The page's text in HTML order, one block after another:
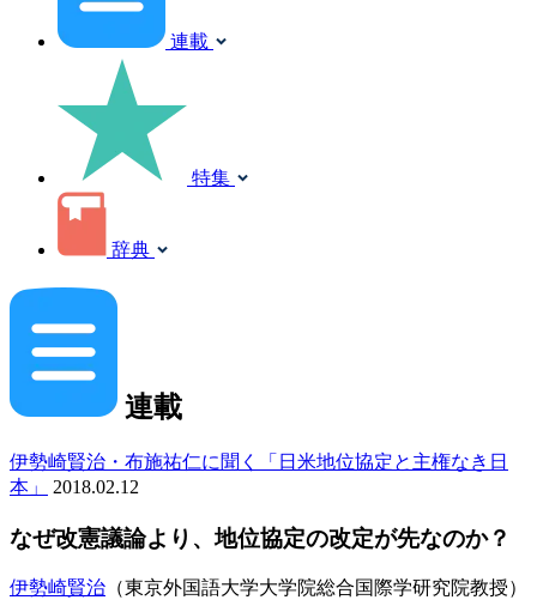
連載
特集
辞典
連載
伊勢崎賢治・布施祐仁に聞く「日米地位協定と主権なき日
本」
2018.02.12
なぜ改憲議論より、地位協定の改定が先なのか？
伊勢崎賢治 （東京外国語大学大学院総合国際学研究院教授）